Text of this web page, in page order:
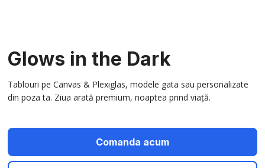
Glows in the Dark
Tablouri pe Canvas & Plexiglas, modele gata sau personalizate
din poza ta. Ziua arată premium, noaptea prind viață.
Comanda acum